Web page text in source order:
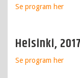
Se program her
Helsinki, 2017
Se program her